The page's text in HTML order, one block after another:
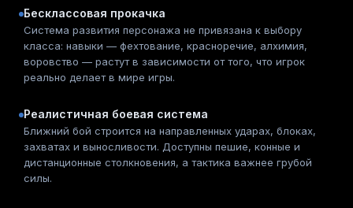
Бесклассовая прокачка
Система развития персонажа не привязана к выбору
класса: навыки — фехтование, красноречие, алхимия,
воровство — растут в зависимости от того, что игрок
реально делает в мире игры.
Реалистичная боевая система
Ближний бой строится на направленных ударах, блоках,
захватах и выносливости. Доступны пешие, конные и
дистанционные столкновения, а тактика важнее грубой
силы.